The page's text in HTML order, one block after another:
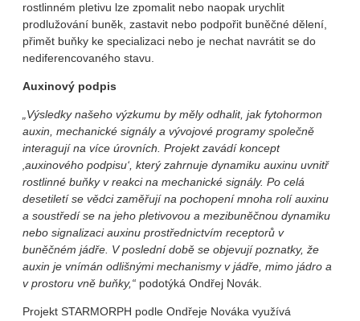
rostlinném pletivu lze zpomalit nebo naopak urychlit
prodlužování buněk, zastavit nebo podpořit buněčné dělení,
přimět buňky ke specializaci nebo je nechat navrátit se do
nediferencovaného stavu.
Auxinový podpis
„Výsledky našeho výzkumu by měly odhalit, jak fytohormon
auxin, mechanické signály a vývojové programy společně
interagují na více úrovních. Projekt zavádí koncept
‚auxinového podpisu‘, který zahrnuje dynamiku auxinu uvnitř
rostlinné buňky v reakci na mechanické signály. Po celá
desetiletí se vědci zaměřují na pochopení mnoha rolí auxinu
a soustředí se na jeho pletivovou a mezibuněčnou dynamiku
nebo signalizaci auxinu prostřednictvím receptorů v
buněčném jádře. V poslední době se objevují poznatky, že
auxin je vnímán odlišnými mechanismy v jádře, mimo jádro a
v prostoru vně buňky,“ podotýká Ondřej Novák.
Projekt STARMORPH podle Ondřeje Nováka využívá